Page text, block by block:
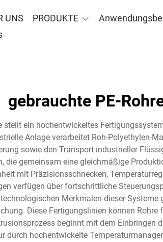
UNS PRODUKTE
gebrauchte PE-
stellt ein hochentwickeltes
Anlage verarbeitet Roh-Polyethylen-
sowie den Transport industrieller
die gemeinsam eine gleichmäßige
mit Präzisionsschnecken,
verfügen über fortschrittliche
Merkmalen dieser
Diese Fertigungslinien können
beginnt mit dem Einbringen
durch hochentwickelte